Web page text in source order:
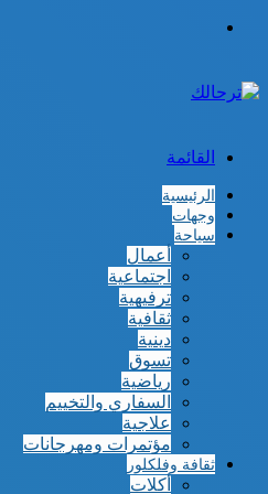
القائمة
الرئيسية
وجهات
سياحة
أعمال
اجتماعية
ترفيهية
ثقافية
دينية
تسوق
رياضية
السفاري والتخييم
علاجية
مؤتمرات ومهرجانات
ثقافة وفلكلور
أكلات